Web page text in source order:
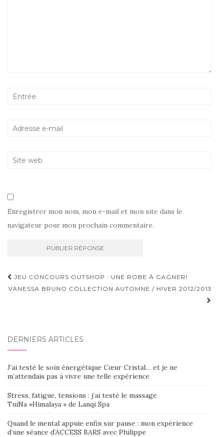
Enregistrer mon nom, mon e-mail et mon site dans le
navigateur pour mon prochain commentaire.
Navigation
d'article
JEU CONCOURS OUTSHOP : UNE ROBE À GAGNER!
VANESSA BRUNO COLLECTION AUTOMNE / HIVER 2012/2013
DERNIERS ARTICLES
J’ai testé le soin énergétique Cœur Cristal… et je ne
m’attendais pas à vivre une telle expérience
Stress, fatigue, tensions : j’ai testé le massage
TuiNa »Himalaya » de Lanqi Spa
Quand le mental appuie enfin sur pause : mon expérience
d’une séance d’ACCESS BARS avec Philippe